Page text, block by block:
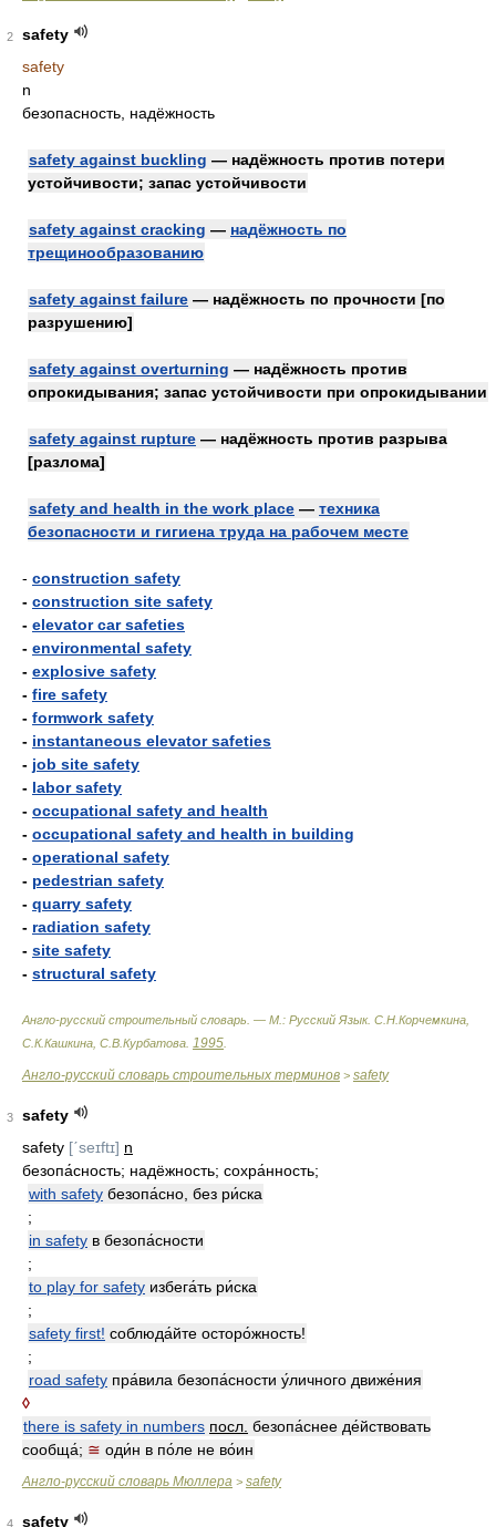
2
safety
safety
n
безопасность, надёжность
safety against buckling — надёжность против потери
устойчивости; запас устойчивости
safety against cracking — надёжность по
трещинообразованию
safety against failure — надёжность по прочности [по
разрушению]
safety against overturning — надёжность против
опрокидывания; запас устойчивости при опрокидывании
safety against rupture — надёжность против разрыва
[разлома]
safety and health in the work place — техника
безопасности и гигиена труда на рабочем месте
- construction safety
- construction site safety
- elevator car safeties
- environmental safety
- explosive safety
- fire safety
- formwork safety
- instantaneous elevator safeties
- job site safety
- labor safety
- occupational safety and health
- occupational safety and health in building
- operational safety
- pedestrian safety
- quarry safety
- radiation safety
- site safety
- structural safety
Англо-русский строительный словарь. — М.: Русский Язык. С.Н.Корчемкина,
С.К.Кашкина, С.В.Курбатова 1995
Англо-русский словарь строительных терминов > safety
3
safety
safety [ˊseɪftɪ] n
безопа́сность; надёжность; сохра́нность;
with safety безопа́сно, без ри́ска
;
in safety в безопа́сности
;
to play for safety избега́ть ри́ска
;
safety first! соблюда́йте осторо́жность!
;
road safety пра́вила безопа́сности у́личного движе́ния
◊
there is safety in numbers посл. безопа́снее де́йствовать
сообща́; ≅ оди́н в по́ле не во́ин
Англо-русский словарь Мюллера > safety
4
safety